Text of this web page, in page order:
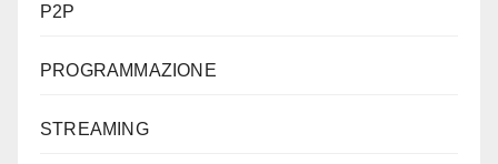
P2P
PROGRAMMAZIONE
STREAMING